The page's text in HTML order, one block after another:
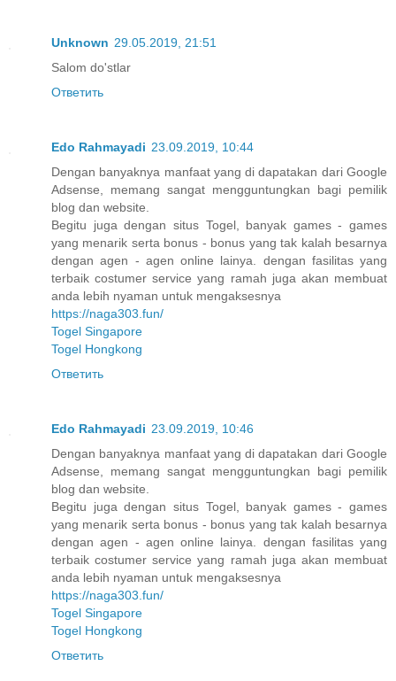
Unknown 29.05.2019, 21:51
Salom do'stlar
Ответить
Edo Rahmayadi 23.09.2019, 10:44
Dengan banyaknya manfaat yang di dapatakan dari Google
Adsense, memang sangat mengguntungkan bagi pemilik
blog dan website.
Begitu juga dengan situs Togel, banyak games - games
yang menarik serta bonus - bonus yang tak kalah besarnya
dengan agen - agen online lainya. dengan fasilitas yang
terbaik costumer service yang ramah juga akan membuat
anda lebih nyaman untuk mengaksesnya
https://naga303.fun/
Togel Singapore
Togel Hongkong
Ответить
Edo Rahmayadi 23.09.2019, 10:46
Dengan banyaknya manfaat yang di dapatakan dari Google
Adsense, memang sangat mengguntungkan bagi pemilik
blog dan website.
Begitu juga dengan situs Togel, banyak games - games
yang menarik serta bonus - bonus yang tak kalah besarnya
dengan agen - agen online lainya. dengan fasilitas yang
terbaik costumer service yang ramah juga akan membuat
anda lebih nyaman untuk mengaksesnya
https://naga303.fun/
Togel Singapore
Togel Hongkong
Ответить